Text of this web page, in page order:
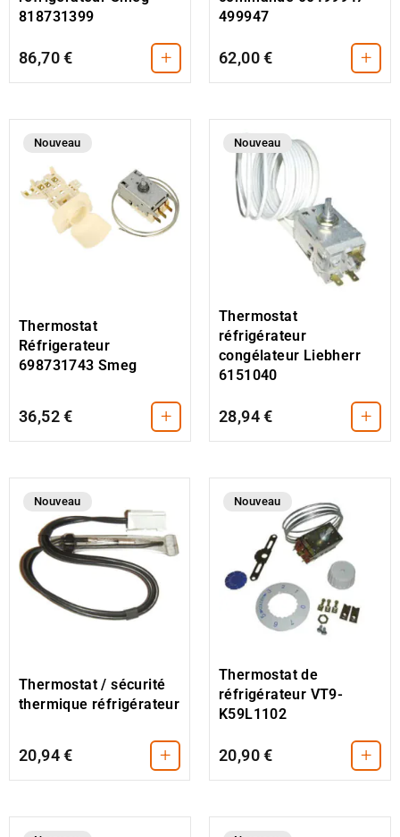
818731399
86,70 € +
499947
62,00 € +
Nouveau
Thermostat
Réfrigerateur
698731743 Smeg
36,52 € +
Nouveau
Thermostat
réfrigérateur
congélateur Liebherr
6151040
28,94 € +
Nouveau
Thermostat / sécurité
thermique réfrigérateur
20,94 € +
Nouveau
Thermostat de
réfrigérateur VT9-
K59L1102
20,90 € +